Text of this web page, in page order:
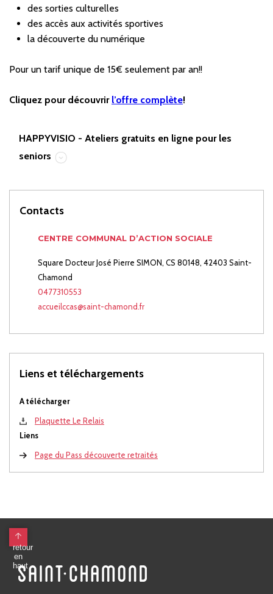
des sorties culturelles
des accès aux activités sportives
la découverte du numérique
Pour un tarif unique de 15€ seulement par an!!
Cliquez pour découvrir l’offre complète!
HAPPYVISIO - Ateliers gratuits en ligne pour les
seniors
Contacts
CENTRE COMMUNAL D’ACTION SOCIALE
Square Docteur José Pierre SIMON, CS 80148, 42403 Saint-
Chamond
0477310553
accueilccas@saint-chamond.fr
Liens et téléchargements
A télécharger
Plaquette Le Relais
Liens
Page du Pass découverte retraités
Mairie